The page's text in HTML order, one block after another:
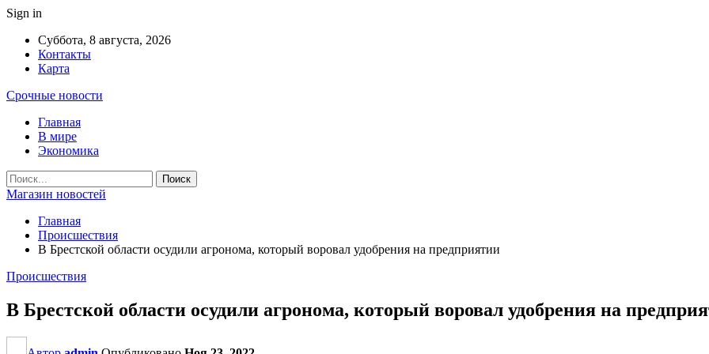
Sign in
Суббота, 8 августа, 2026
Контакты
Карта
Срочные новости
Главная
В мире
Экономика
Магазин новостей
Главная
Происшествия
В Брестской области осудили агронома, который воровал удобрения на предприятии
Происшествия
В Брестской области осудили агронома, который воровал удобрения на